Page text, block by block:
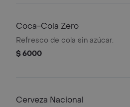
Coca-Cola Zero
Refresco de cola sin azúcar.
$ 6000
Cerveza Nacional